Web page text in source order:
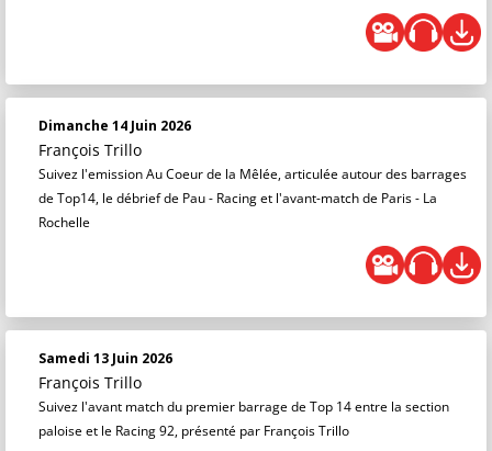
Dimanche 14 Juin 2026
François Trillo
Suivez l'emission Au Coeur de la Mêlée, articulée autour des barrages
de Top14, le débrief de Pau - Racing et l'avant-match de Paris - La
Rochelle
Samedi 13 Juin 2026
François Trillo
Suivez l'avant match du premier barrage de Top 14 entre la section
paloise et le Racing 92, présenté par François Trillo